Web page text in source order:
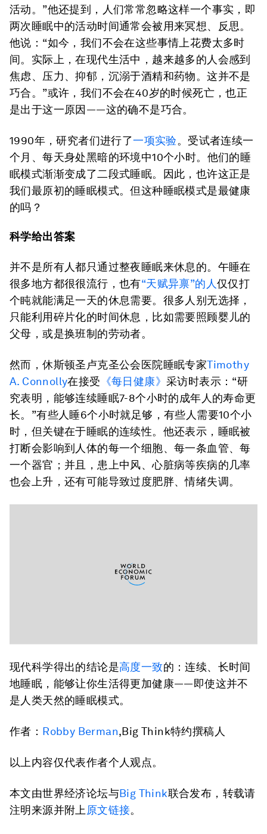
活动。”他还提到，人们常常忽略这样一个事实，即
两次睡眠中的活动时间通常会被用来冥想、反思。
他说：“如今，我们不会在这些事情上花费太多时
间。实际上，在现代生活中，越来越多的人会感到
焦虑、压力、抑郁，沉溺于酒精和药物。这并不是
巧合。”或许，我们不会在40岁的时候死亡，也正
是出于这一原因——这的确不是巧合。
1990年，研究者们进行了一项实验。受试者连续一
个月、每天身处黑暗的环境中10个小时。他们的睡
眠模式渐渐变成了二段式睡眠。因此，也许这正是
我们最原初的睡眠模式。但这种睡眠模式是最健康
的吗？
科学给出答案
并不是所有人都只通过整夜睡眠来休息的。午睡在
很多地方都很很流行，也有“天赋异禀”的人仅仅打
个盹就能满足一天的休息需要。很多人别无选择，
只能利用碎片化的时间休息，比如需要照顾婴儿的
父母，或是换班制的劳动者。
然而，休斯顿圣卢克圣公会医院睡眠专家Timothy
A. Connolly在接受 《每日健康》采访时表示：“研
究表明，能够连续睡眠7-8个小时的成年人的寿命更
长。”有些人睡6个小时就足够，有些人需要10个小
时，但关键在于睡眠的连续性。他还表示，睡眠被
打断会影响到人体的每一个细胞、每一条血管、每
一个器官；并且，患上中风、心脏病等疾病的几率
也会上升，还有可能导致过度肥胖、情绪失调。
现代科学得出的结论是高度一致的：连续、长时间
地睡眠，能够让你生活得更加健康——即使这并不
是人类天然的睡眠模式。
作者： Robby Berman,Big Think特约撰稿人
以上内容仅代表作者个人观点。
本文由世界经济论坛与Big Think联合发布，转载请
注明来源并附上 原文链接。